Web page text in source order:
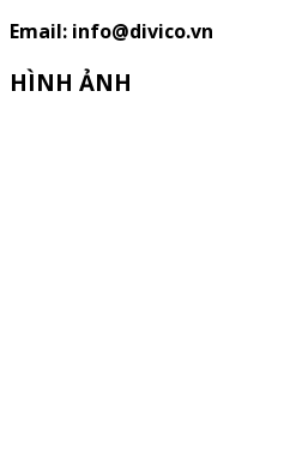
Email: info@divico.vn
HÌNH ẢNH